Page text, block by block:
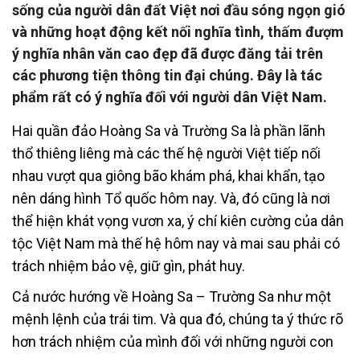
sống của người dân đất Việt nơi đầu sóng ngọn gió
và những hoạt động kết nối nghĩa tình, thấm đượm
ý nghĩa nhân văn cao đẹp đã được đăng tải trên
các phương tiện thông tin đại chúng. Đây là tác
phẩm rất có ý nghĩa đối với người dân Việt Nam.
Hai quần đảo Hoàng Sa và Trường Sa là phần lãnh
thổ thiêng liêng mà các thế hệ người Việt tiếp nối
nhau vượt qua giông bão khám phá, khai khẩn, tạo
nên dáng hình Tổ quốc hôm nay. Và, đó cũng là nơi
thể hiện khát vọng vươn xa, ý chí kiên cường của dân
tộc Việt Nam mà thế hệ hôm nay và mai sau phải có
trách nhiệm bảo vệ, giữ gìn, phát huy.
Cả nước hướng về Hoàng Sa – Trường Sa như một
mệnh lệnh của trái tim. Và qua đó, chúng ta ý thức rõ
hơn trách nhiệm của mình đối với những người con